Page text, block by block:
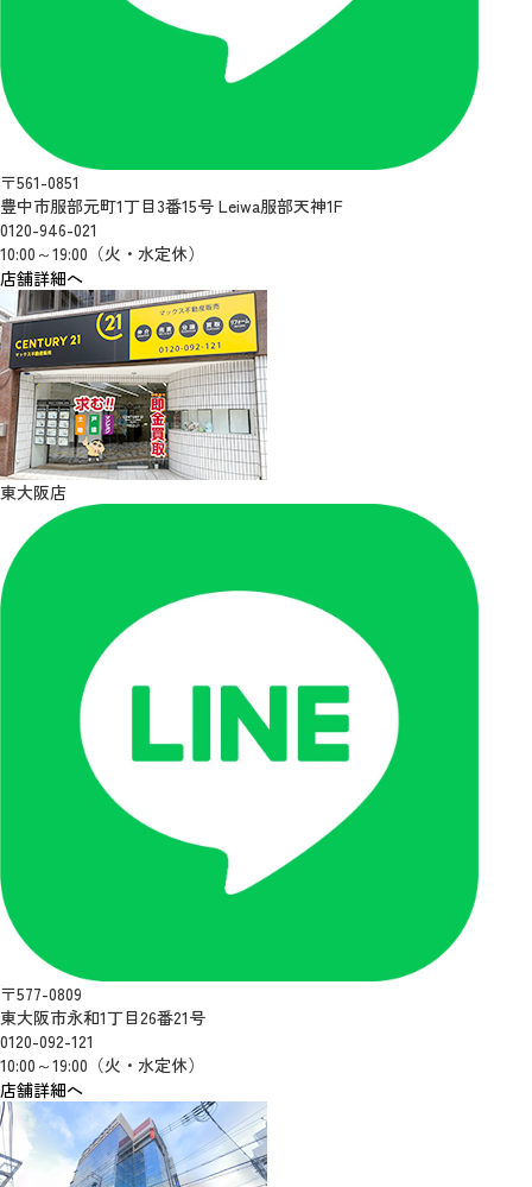
〒561-0851
豊中市服部元町1丁目3番15号 Leiwa服部天神1F
0120-946-021
10:00～19:00（火・水定休）
店舗詳細へ
東大阪店
〒577-0809
東大阪市永和1丁目26番21号
0120-092-121
10:00～19:00（火・水定休）
店舗詳細へ